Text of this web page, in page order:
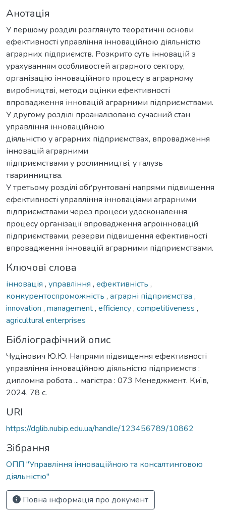
Анотація
У першому розділі розглянуто теоретичні основи
ефективності управління інноваційною діяльністю
аграрних підприємств. Розкрито суть інновацій з
урахуванням особливостей аграрного сектору,
організацію інноваційного процесу в аграрному
виробництві, методи оцінки ефективності
впровадження інновацій аграрними підприємствами.
У другому розділі проаналізовано сучасний стан
управління інноваційною
діяльністю у аграрних підприємствах, впровадження
інновацій аграрними
підприємствами у рослинництві, у галузь
тваринництва.
У третьому розділі обґрунтовані напрями підвищення
ефективності управління інноваціями аграрними
підприємствами через процеси удосконалення
процесу організації впровадження агроінновацій
підприємствами, резерви підвищення ефективності
впровадження інновацій аграрними підприємствами.
Ключові слова
інновація , управління , ефективність ,
конкурентоспроможність , аграрні підприємства ,
innovation , management, efficiency, competitiveness ,
agricultural enterprises
Бібліографічний опис
Чудінович Ю.Ю. Напрями підвищення ефективності
управління інноваційною діяльністю підприємств :
дипломна робота ... магістра : 073 Менеджмент. Київ,
2024. 78 с.
URI
https://dglib.nubip.edu.ua/handle/123456789/10862
Зібрання
ОПП "Управління інноваційною та консалтинговою
діяльністю"
Повна інформація про документ